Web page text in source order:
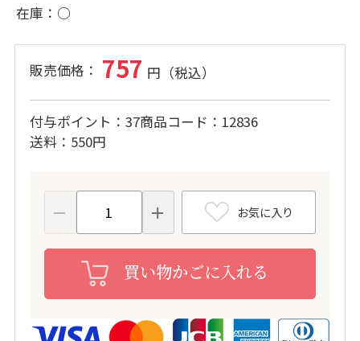
在庫 ○
757
付与ポイント 37商品コード
12836
送料
550円
お気に入り
買い物かごに入れる